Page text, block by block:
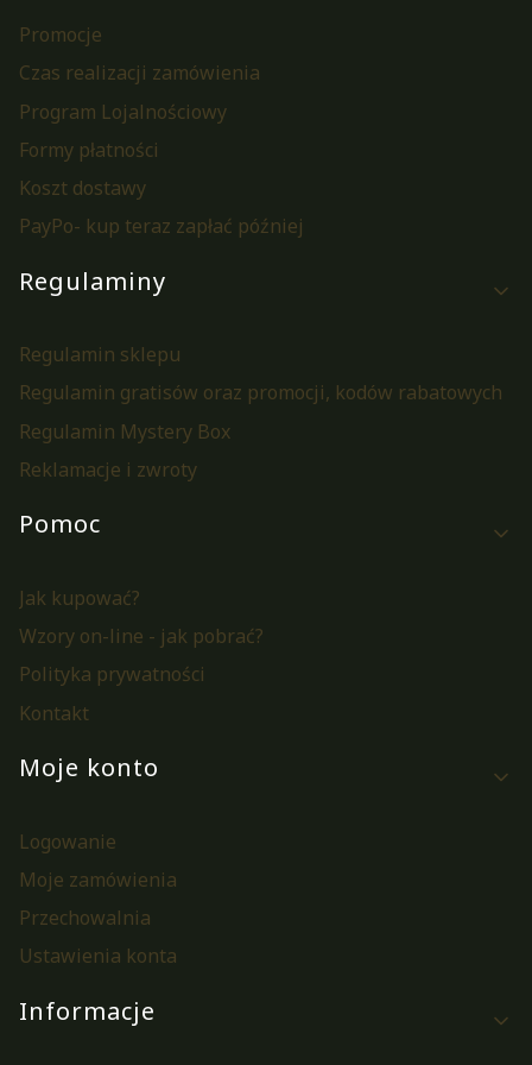
Promocje
Czas realizacji zamówienia
Program Lojalnościowy
Formy płatności
Koszt dostawy
PayPo- kup teraz zapłać później
Regulaminy
Regulamin sklepu
Regulamin gratisów oraz promocji, kodów rabatowych
Regulamin Mystery Box
Reklamacje i zwroty
Pomoc
Jak kupować?
Wzory on-line - jak pobrać?
Polityka prywatności
Kontakt
Moje konto
Logowanie
Moje zamówienia
Przechowalnia
Ustawienia konta
Informacje